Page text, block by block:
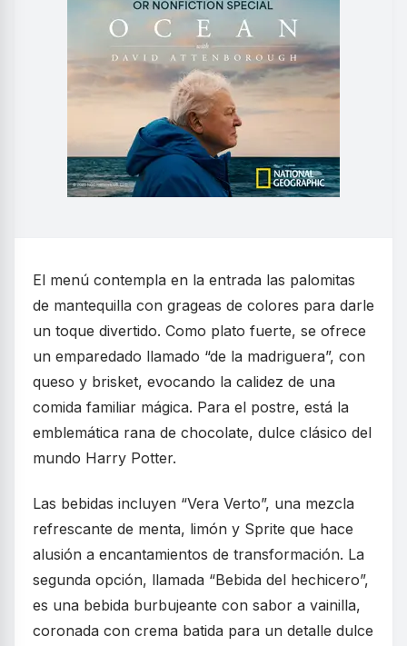
El menú contempla en la entrada las palomitas
de mantequilla con grageas de colores para darle
un toque divertido. Como plato fuerte, se ofrece
un emparedado llamado “de la madriguera”, con
queso y brisket, evocando la calidez de una
comida familiar mágica. Para el postre, está la
emblemática rana de chocolate, dulce clásico del
mundo Harry Potter.
Las bebidas incluyen “Vera Verto”, una mezcla
refrescante de menta, limón y Sprite que hace
alusión a encantamientos de transformación. La
segunda opción, llamada “Bebida del hechicero”,
es una bebida burbujeante con sabor a vainilla,
coronada con crema batida para un detalle dulce